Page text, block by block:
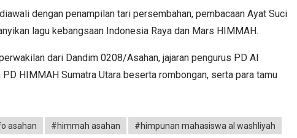
dengan penampilan tari persembahan, pembacaan Ayat Suci
lagu kebangsaan Indonesia Raya dan Mars HIMMAH.
dari Dandim 0208/Asahan, jajaran pengurus PD Al
HIMMAH Sumatra Utara beserta rombongan, serta para tamu
asahan #himmah asahan
#himpunan mahasiswa al washliyah